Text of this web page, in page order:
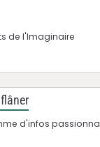
de l'Imaginaire
d'infos